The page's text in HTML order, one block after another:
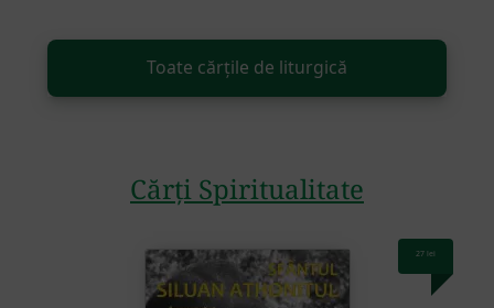
Toate cărțile de liturgică
Cărți Spiritualitate
27lei